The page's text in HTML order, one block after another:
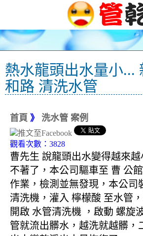
熱水龍頭出水量小...
和路 清洗水管
首頁 》 洗水管 案例
觀看次數：3828
曹先生 說龍頭出水變得越來
不著了，本公司驅車至 曹 公
作業，檢測並無發現，本公司
清洗機，灌入 檸檬酸 至水管，
開啟 水管清洗機 ，啟動 螺旋
管就流出髒水，越洗就越髒，